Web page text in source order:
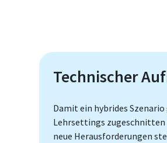
Technischer
Damit ein hybrides
Lehrsettings zugeschnitten
neue Herausforderungen